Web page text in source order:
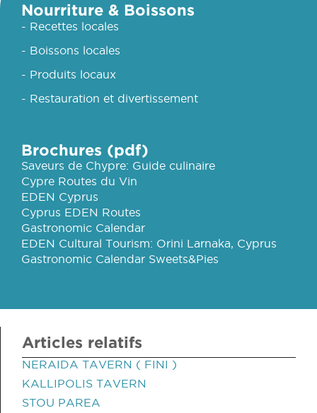
Nourriture & Boissons
- Recettes locales
- Boissons locales
- Produits locaux
- Restauration et divertissement
Brochures (pdf)
Saveurs de Chypre: Guide culinaire
Cypre Routes du Vin
EDEN Cyprus
Cyprus EDEN Routes
Gastronomic Calendar
EDEN Cultural Tourism: Orini Larnaka, Cyprus
Gastronomic Calendar Sweets&Pies
Articles relatifs
NERAIDA TAVERN ( FINI )
KALLIPOLIS TAVERN
STOU PAREA